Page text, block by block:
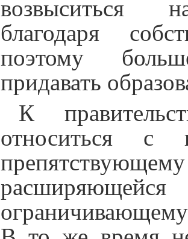
возвыситься
благодаря
поэтому
придавать
К
относиться с
ограничивающему